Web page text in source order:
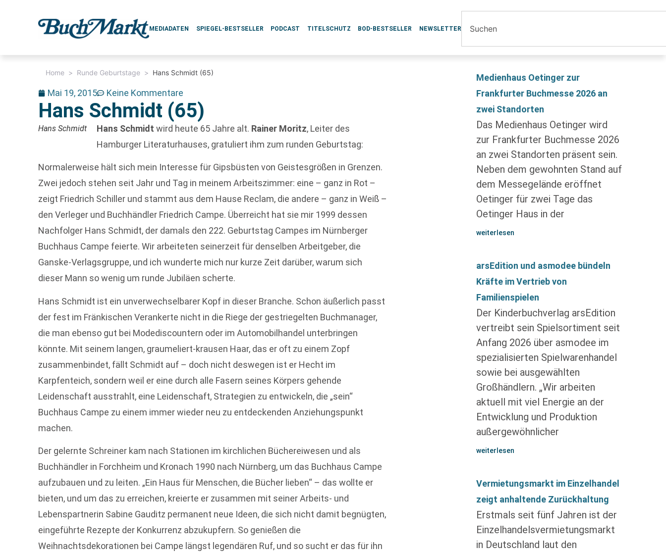
MEDIADATEN SPIEGEL-BESTSELLER PODCAST TITELSCHUTZ BOD-BESTSELLER NEWSLETTER
Home > Runde Geburtstage > Hans Schmidt (65)
Mai 19, 2015 Keine Kommentare
Hans Schmidt (65)
Hans Schmidt Hans Schmidt wird heute 65 Jahre alt. Rainer Moritz, Leiter des
Hamburger Literaturhauses, gratuliert ihm zum runden Geburtstag:
Normalerweise hält sich mein Interesse für Gipsbüsten von Geistesgrößen in Grenzen.
Zwei jedoch stehen seit Jahr und Tag in meinem Arbeitszimmer: eine – ganz in Rot –
zeigt Friedrich Schiller und stammt aus dem Hause Reclam, die andere – ganz in Weiß –
den Verleger und Buchhändler Friedrich Campe. Überreicht hat sie mir 1999 dessen
Nachfolger Hans Schmidt, der damals den 222. Geburtstag Campes im Nürnberger
Buchhaus Campe feierte. Wir arbeiteten seinerzeit für denselben Arbeitgeber, die
Ganske-Verlagsgruppe, und ich wunderte mich nur kurze Zeit darüber, warum sich
dieser Mann so wenig um runde Jubiläen scherte.
Hans Schmidt ist ein unverwechselbarer Kopf in dieser Branche. Schon äußerlich passt
der fest im Fränkischen Verankerte nicht in die Riege der gestriegelten Buchmanager,
die man ebenso gut bei Modediscountern oder im Automobilhandel unterbringen
könnte. Mit seinem langen, graumeliert-krausen Haar, das er oft zu einem Zopf
zusammenbindet, fällt Schmidt auf – doch nicht deswegen ist er Hecht im
Karpfenteich, sondern weil er eine durch alle Fasern seines Körpers gehende
Leidenschaft ausstrahlt, eine Leidenschaft, Strategien zu entwickeln, die „sein“
Buchhaus Campe zu einem immer wieder neu zu entdeckenden Anziehungspunkt
machen.
Der gelernte Schreiner kam nach Stationen im kirchlichen Büchereiwesen und als
Buchhändler in Forchheim und Kronach 1990 nach Nürnberg, um das Buchhaus Campe
aufzubauen und zu leiten. „Ein Haus für Menschen, die Bücher lieben“ – das wollte er
bieten, und um das zu erreichen, kreierte er zusammen mit seiner Arbeits- und
Lebenspartnerin Sabine Gauditz permanent neue Ideen, die sich nicht damit begnügten,
eingeführte Rezepte der Konkurrenz abzukupfern. So genießen die
Weihnachtsdekorationen bei Campe längst legendären Ruf, und so sucht er das für ihn
Medienhaus Oetinger zur
Frankfurter Buchmesse 2026 an
zwei Standorten
Das Medienhaus Oetinger wird
zur Frankfurter Buchmesse 2026
an zwei Standorten präsent sein.
Neben dem gewohnten Stand auf
dem Messegelände eröffnet
Oetinger für zwei Tage das
Oetinger Haus in der
weiterlesen
arsEdition und asmodee bündeln
Kräfte im Vertrieb von
Familienspielen
Der Kinderbuchverlag arsEdition
vertreibt sein Spielsortiment seit
Anfang 2026 über asmodee im
spezialisierten Spielwarenhandel
sowie bei ausgewählten
Großhändlern. „Wir arbeiten
aktuell mit viel Energie an der
Entwicklung und Produktion
außergewöhnlicher
weiterlesen
Vermietungsmarkt im Einzelhandel
zeigt anhaltende Zurückhaltung
Erstmals seit fünf Jahren ist der
Einzelhandelsvermietungsmarkt
in Deutschland laut den